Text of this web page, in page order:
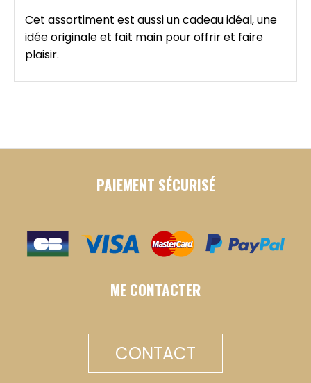
Cet assortiment est aussi un cadeau idéal, une
idée originale et fait main pour offrir et faire
plaisir.
PAIEMENT SÉCURISÉ
ME CONTACTER
CONTACT